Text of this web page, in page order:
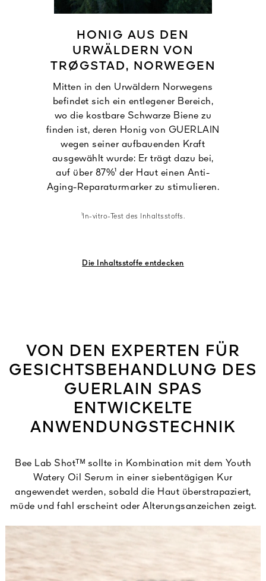
HONIG AUS DEN
URWÄLDERN VON
TRØGSTAD, NORWEGEN
Mitten in den Urwäldern Norwegens
befindet sich ein entlegener Bereich,
wo die kostbare Schwarze Biene zu
finden ist, deren Honig von GUERLAIN
wegen seiner aufbauenden Kraft
ausgewählt wurde: Er trägt dazu bei,
auf über 87%¹ der Haut einen Anti-
Aging-Reparaturmarker zu stimulieren.
¹In-vitro-Test des Inhaltsstoffs.
Die Inhaltsstoffe entdecken
VON DEN EXPERTEN FÜR
GESICHTSBEHANDLUNG DES
GUERLAIN SPAS
ENTWICKELTE
ANWENDUNGSTECHNIK
Bee Lab Shotᵀᴹ sollte in Kombination mit dem Youth
Watery Oil Serum in einer siebentägigen Kur
angewendet werden, sobald die Haut überstrapaziert,
müde und fahl erscheint oder Alterungsanzeichen zeigt.